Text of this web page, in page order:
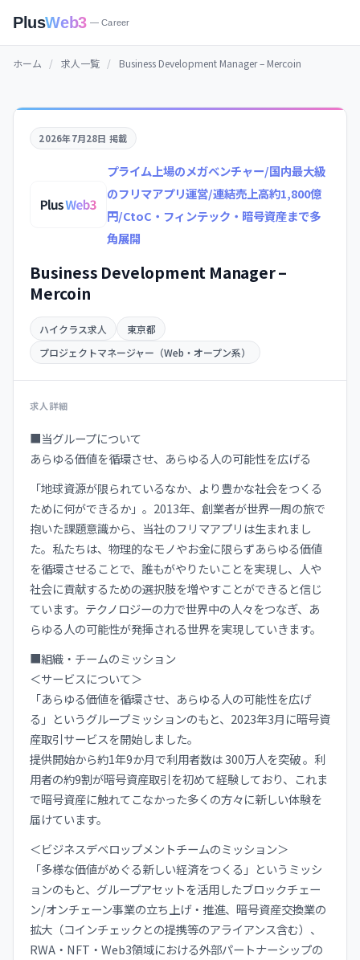
PlusWeb3 — Career
ホーム / 求人一覧 / Business Development Manager – Mercoin
2026年7月28日 掲載
プライム上場のメガベンチャー/国内最大級
のフリマアプリ運営/連結売上高約1,800億
円/CtoC・フィンテック・暗号資産まで多
角展開
Business Development Manager –
Mercoin
ハイクラス求人
東京都
プロジェクトマネージャー（Web・オープン系）
求人詳細
■当グループについて
あらゆる価値を循環させ、あらゆる人の可能性を広げる
「地球資源が限られているなか、より豊かな社会をつくる
ために何ができるか」。2013年、創業者が世界一周の旅で
抱いた課題意識から、当社のフリマアプリは生まれまし
た。私たちは、物理的なモノやお金に限らずあらゆる価値
を循環させることで、誰もがやりたいことを実現し、人や
社会に貢献するための選択肢を増やすことができると信じ
ています。テクノロジーの力で世界中の人々をつなぎ、あ
らゆる人の可能性が発揮される世界を実現していきます。
■組織・チームのミッション
＜サービスについて＞
「あらゆる価値を循環させ、あらゆる人の可能性を広げ
る」というグループミッションのもと、2023年3月に暗号資
産取引サービスを開始しました。
提供開始から約1年9か月で利用者数は 300万人を突破 。利
用者の約9割が暗号資産取引を初めて経験しており、これま
で暗号資産に触れてこなかった多くの方々に新しい体験を
届けています。
＜ビジネスデベロップメントチームのミッション＞
「多様な価値がめぐる新しい経済をつくる」というミッシ
ョンのもと、グループアセットを活用したブロックチェー
ン/オンチェーン事業の立ち上げ・推進、暗号資産交換業の
拡大（コインチェックとの提携等のアライアンス含む）、
RWA・NFT・Web3領域における外部パートナーシップの